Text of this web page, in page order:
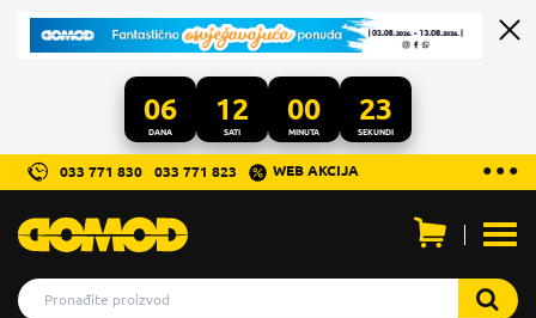
06
DANA
12
SATI
00
MINUTA
23
SEKUNDI
...
● ● ●
033 771 830 033 771 823 WEB AKCIJA